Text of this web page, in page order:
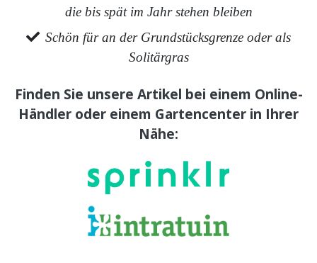
die bis spät im Jahr stehen bleiben
Schön für an der Grundstücksgrenze oder als
Solitärgras
Finden Sie unsere Artikel bei einem Online-
Händler oder einem Gartencenter in Ihrer
Nähe: